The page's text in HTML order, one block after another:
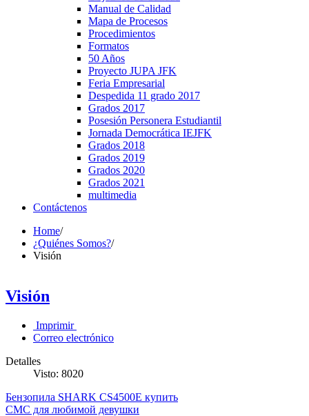
Manual de Calidad
Mapa de Procesos
Procedimientos
Formatos
50 Años
Proyecto JUPA JFK
Feria Empresarial
Despedida 11 grado 2017
Grados 2017
Posesión Personera Estudiantil
Jornada Democrática IEJFK
Grados 2018
Grados 2019
Grados 2020
Grados 2021
multimedia
Contáctenos
Home/
¿Quiénes Somos?/
Visión
Visión
Imprimir
Correo electrónico
Detalles
Visto: 8020
Бензопила SHARK CS4500E купить
СМС для любимой девушки